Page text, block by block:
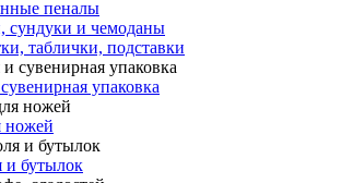
пеналы
сундуки и чемоданы
таблички, подставки
упаковка
ножей
и бутылок